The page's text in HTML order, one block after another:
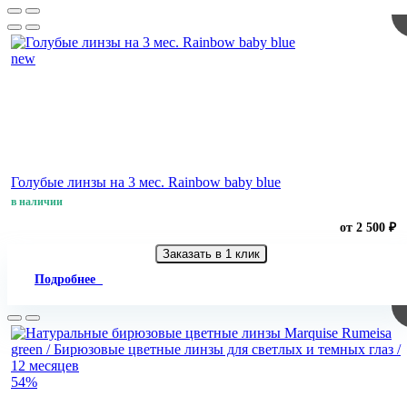
new
Голубые линзы на 3 мес. Rainbow baby blue
в наличии
от 2 500 ₽
Заказать в 1 клик
Подробнее
54%